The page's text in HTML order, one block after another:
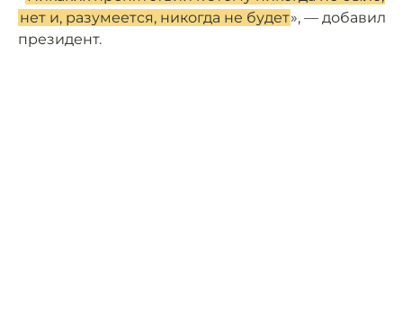
нет и, разумеется, никогда не будет», — добавил
президент.